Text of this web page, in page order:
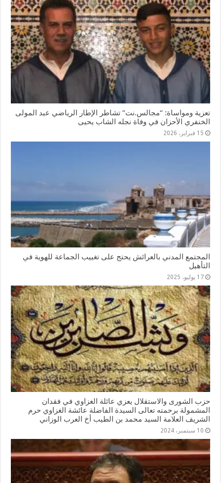
تعزية ومواساة: “مجالس.نت” تشاطر الإطار الرياضي عبد المولى
الخنفري الأحزان في وفاة نجله الشاب يحيى
15 فبراير، 2026
المجتمع المدني بالعرائش يحتج على تغييب الجماعة للهوية في
التأهيل
17 يوليو، 2025
حزب الشورى والاستقلال يعزي عائلة الغزاوي في فقدان
المشمولة برحمته تعالى السيدة الفاضلة عائشة الغزاوي حرم
الشريف العلامة السيد محمد بن الطيب أخ العرب الوزاني
10 سبتمبر، 2024